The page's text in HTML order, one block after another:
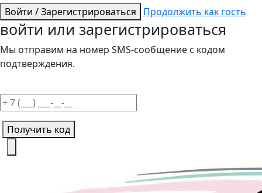
Войти / Зарегистрироваться
Продолжить как гость
войти или зарегистрироваться
Мы отправим на номер SMS-сообщение с кодом
подтверждения.
Получить код